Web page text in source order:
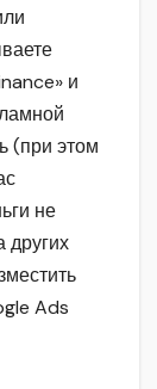
и
(при этом
не
других
Ads